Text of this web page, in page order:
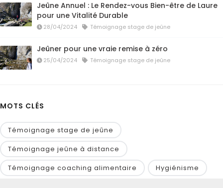
Jeûne Annuel : Le Rendez-vous Bien-être de Laure
pour une Vitalité Durable
28/04/2024 Témoignage stage de jeûne
Jeûner pour une vraie remise à zéro
25/04/2024 Témoignage stage de jeûne
MOTS CLÉS
Témoignage stage de jeûne
Témoignage jeûne à distance
Témoignage coaching alimentaire
Hygiénisme